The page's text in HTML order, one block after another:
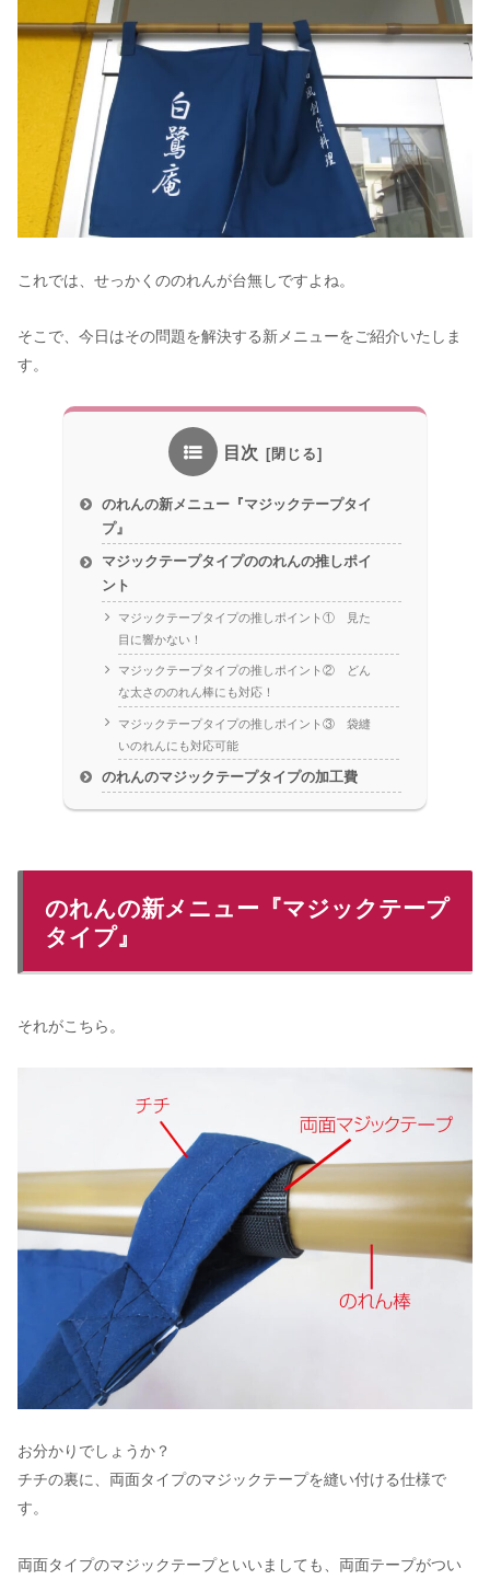
これでは、せっかくののれんが台無しですよね。
そこで、今日はその問題を解決する新メニューをご紹介いたしま
す。
目次
のれんの新メニュー『マジックテープタイ
プ』
マジックテープタイプののれんの推しポイ
ント
マジックテープタイプの推しポイント① 見た
目に響かない！
マジックテープタイプの推しポイント② どん
な太さののれん棒にも対応！
マジックテープタイプの推しポイント③ 袋縫
いのれんにも対応可能
のれんのマジックテープタイプの加工費
のれんの新メニュー『マジックテープ
タイプ』
それがこちら。
お分かりでしょうか？
チチの裏に、両面タイプのマジックテープを縫い付ける仕様で
す。
両面タイプのマジックテープといいましても、両面テープがつい